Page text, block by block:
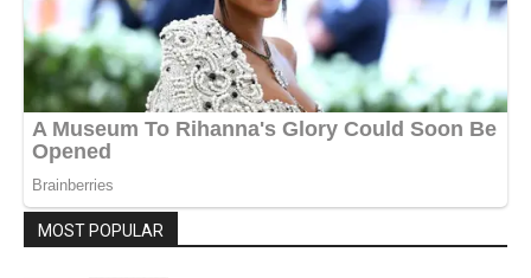
MOST POPULAR